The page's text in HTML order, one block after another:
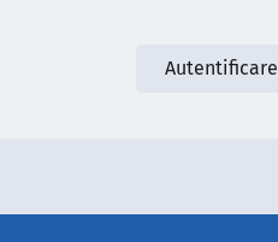
Autentificare